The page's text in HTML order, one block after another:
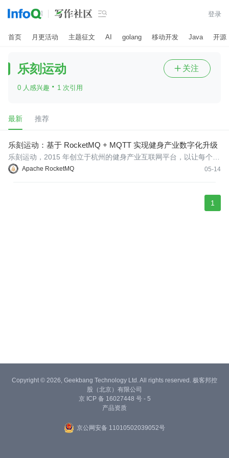
 登录
首页 月更活动 主题征文 AI golang 移动开发 Java 开源
乐刻运动
0 人感兴趣 · 1 次引用
 关注
最新 推荐
乐刻运动：基于 RocketMQ + MQTT 实现健身产业数字化升级
Apache RocketMQ 05-14
乐刻运动，2015 年创立于杭州的健身产业互联网平台，以让每个人
平等享有运动健康的资源和权利为使命，以每天响应 1 亿人次的运
1
Copyright © 2026, Geekbang Technology Ltd. All rights reserved. 极客邦控
股（北京）有限公司
京 ICP 备 16027448 号 - 5
产品资质
京公网安备 11010502039052号